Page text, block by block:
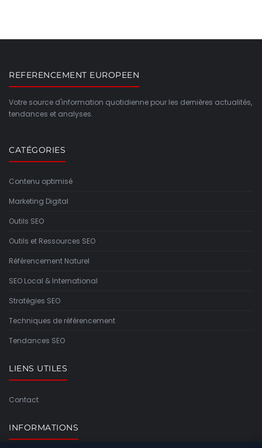
REFERENCEMENT EUROPEEN
Votre source d'information quotidienne pour les dernières actualités,
tendances et analyses.
CATÉGORIES
Contenu optimisé
Marketing Digital
Outils SEO
Outils et Ressources SEO
Référencement Naturel
SEO Local & International
Stratégies SEO
Techniques de référencement
Tendances SEO
LIENS UTILES
Contact
INFORMATIONS